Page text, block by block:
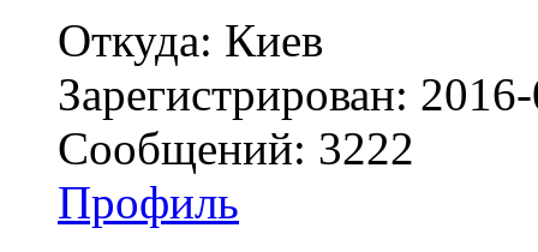
Откуда: Киев
Зарегистрирован:
Сообщений: 3222
Профиль